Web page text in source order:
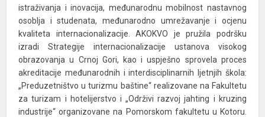
istraživanja i inovacija, međunarodnu mobilnost nastavnog
osoblja i studenata, međunarodno umrežavanje i ocjenu
kvaliteta internacionalizacije. AKOKVO je pružila podršku
izradi Strategije internacionalizacije ustanova visokog
obrazovanja u Crnoj Gori, kao i uspješno sprovela proces
akreditacije međunarodnih i interdisciplinarnih ljetnjih škola:
„Preduzetništvo u turizmu baštine“ realizovane na Fakultetu
za turizam i hotelijerstvo i „Održivi razvoj jahting i kruzing
industrije“ organizovane na Pomorskom fakultetu u Kotoru.